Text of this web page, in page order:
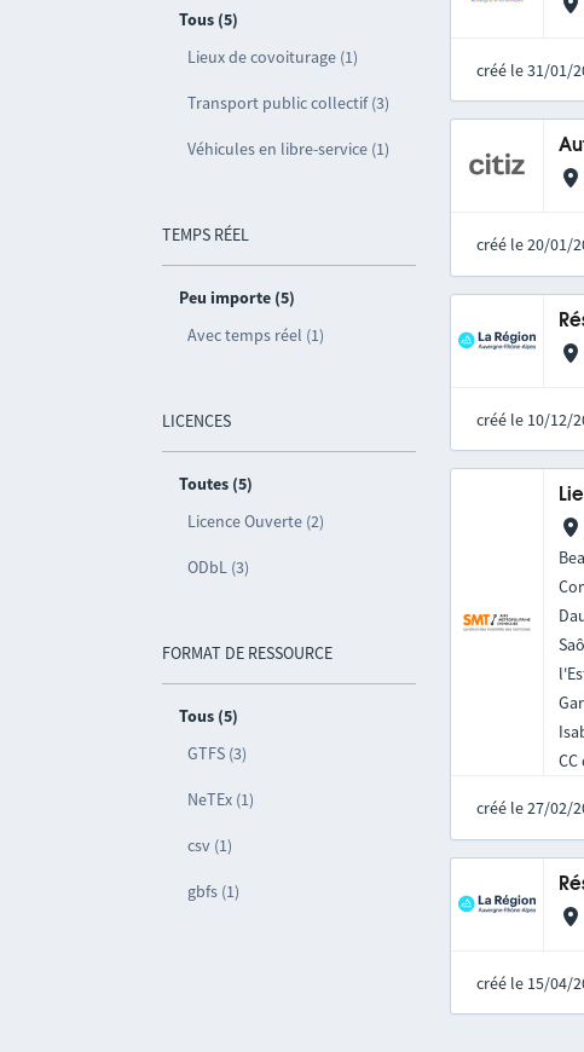
Tous (5)
Lieux de covoiturage (1)
Transport public collectif (3)
Véhicules en libre-service (1)
TEMPS RÉEL
Peu importe (5)
Avec temps réel (1)
LICENCES
Toutes (5)
Licence Ouverte (2)
ODbL (3)
FORMAT DE RESSOURCE
Tous (5)
GTFS (3)
NeTEx (1)
csv (1)
gbfs (1)
créé le 31/01/
créé le 20/01/
créé le 10/12/
créé le 27/02/
créé le 15/04/